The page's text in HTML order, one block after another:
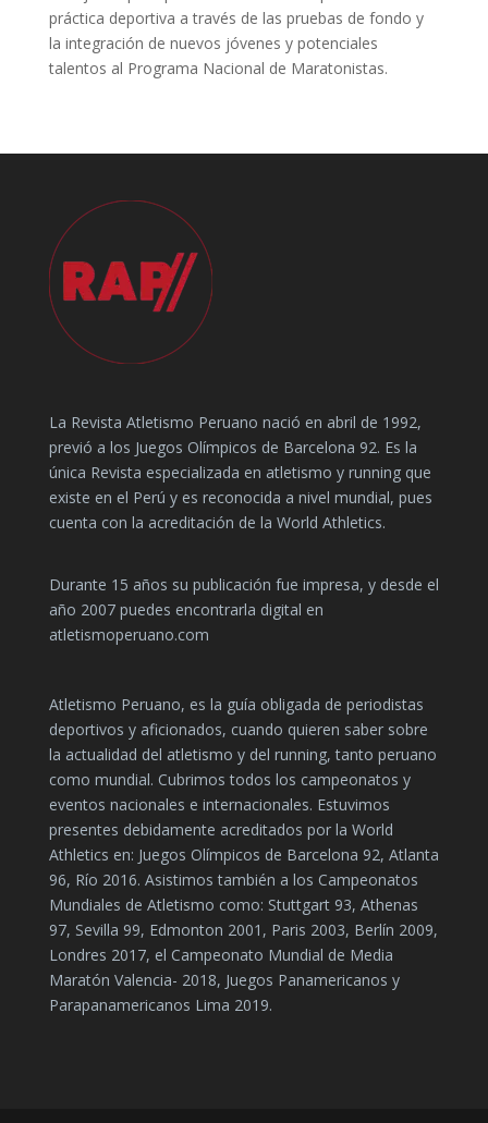
práctica deportiva a través de las pruebas de fondo y
la integración de nuevos jóvenes y potenciales
talentos al Programa Nacional de Maratonistas.
La Revista Atletismo Peruano nació en abril de 1992,
previó a los Juegos Olímpicos de Barcelona 92. Es la
única Revista especializada en atletismo y running que
existe en el Perú y es reconocida a nivel mundial, pues
cuenta con la acreditación de la World Athletics.
Durante 15 años su publicación fue impresa, y desde el
año 2007 puedes encontrarla digital en
atletismoperuano.com
Atletismo Peruano, es la guía obligada de periodistas
deportivos y aficionados, cuando quieren saber sobre
la actualidad del atletismo y del running, tanto peruano
como mundial. Cubrimos todos los campeonatos y
eventos nacionales e internacionales. Estuvimos
presentes debidamente acreditados por la World
Athletics en: Juegos Olímpicos de Barcelona 92, Atlanta
96, Río 2016. Asistimos también a los Campeonatos
Mundiales de Atletismo como: Stuttgart 93, Athenas
97, Sevilla 99, Edmonton 2001, Paris 2003, Berlín 2009,
Londres 2017, el Campeonato Mundial de Media
Maratón Valencia- 2018, Juegos Panamericanos y
Parapanamericanos Lima 2019.